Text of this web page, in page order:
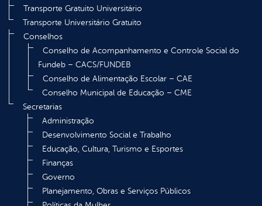
Transporte Gratuito Universitário
Transporte Universitário Gratuito
Conselhos
Conselho de Acompanhamento e Controle Social do
Fundeb – CACS/FUNDEB
Conselho de Alimentação Escolar – CAE
Conselho Municipal de Educação – CME
Secretarias
Administração
Desenvolvimento Social e Trabalho
Educação, Cultura, Turismo e Esportes
Finanças
Governo
Planejamento, Obras e Serviços Públicos